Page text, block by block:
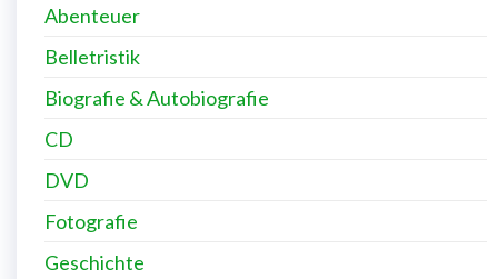
Abenteuer
Belletristik
Biografie & Autobiografie
CD
DVD
Fotografie
Geschichte